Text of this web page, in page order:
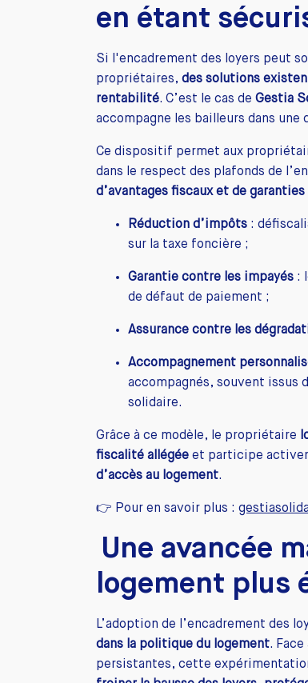
en étant
Si l'encadrement des loyers peut
propriétaires,des solutions
rentabilité. C’est le cas deGestia
accompagne les bailleurs dans
Ce dispositif permet aux
dans le respect des plafonds de
d’avantages fiscaux et de
Réduction d’impôts :
sur la taxe foncière ;
Garantie contre les impayés :
de défaut de paiement ;
Assurance contre les
Accompagnement
accompagnés, souvent issus
solidaire.
Grâce à ce modèle, le propriétaire
fiscalité allégée et participe
d’accès au logement.
👉 Pour en savoir plus :
Une avancée
logement plus
L’adoption de l’encadrement des
dans la politique du logement.
persistantes, cette